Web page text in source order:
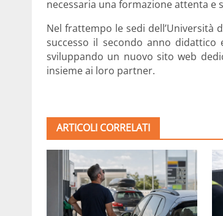
necessaria una formazione attenta e
Nel frattempo le sedi
successo il secondo anno didattico
sviluppando un nuovo sito web
insieme ai loro partner.
ARTICOLI CORRELATI